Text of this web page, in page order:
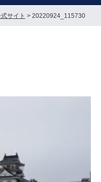
索:
サイト > 20220924_115730